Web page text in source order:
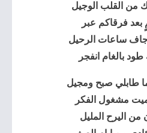
من القلب الوجيل
فرقاكم عبر
ساعات الرحيل
بالغام انفجر
طابلي صبح ومجيل
مشغول الفكر
من اليرح المليل